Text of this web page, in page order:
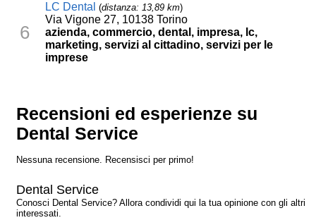
6
LC Dental (distanza: 13,89 km)
Via Vigone 27, 10138 Torino
azienda, commercio, dental, impresa, lc,
marketing, servizi al cittadino, servizi per le
imprese
Recensioni ed esperienze su
Dental Service
Nessuna recensione. Recensisci per primo!
Dental Service
Conosci Dental Service? Allora condividi qui la tua opinione con gli altri
interessati.